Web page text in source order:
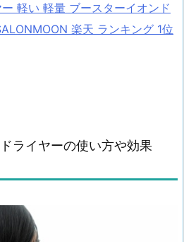
軽い 軽量 ブースターイオンド
楽天 ランキング 1位
ライヤーの使い方や効果